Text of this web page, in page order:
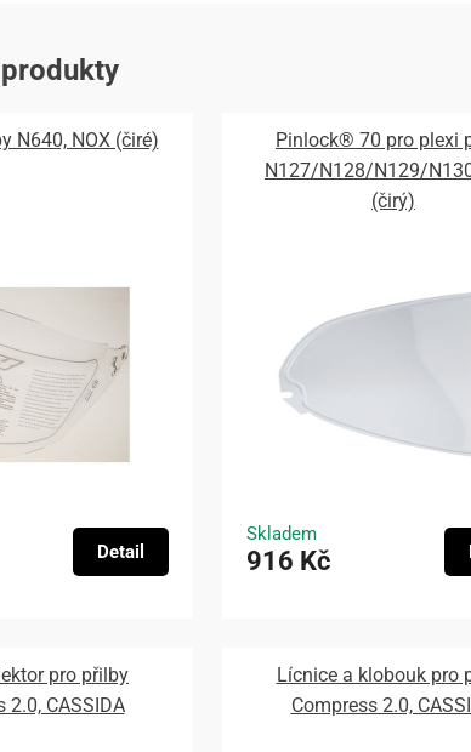
N640, NOX (čiré)
Detail
Pinlock® 70 pro plexi
N127/N128/N129/
(čirý)
Skladem
916 Kč
pro přilby
2.0, CASSIDA
Lícnice a klobouk pro
Compress 2.0,